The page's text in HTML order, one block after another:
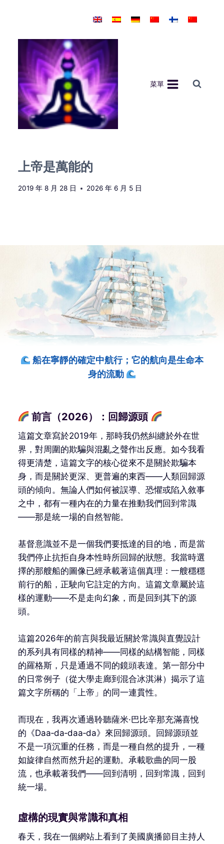
菜單
上帝是萬能的
2019 年 8 月 28 日 2026 年 6 月 5 日
船在寧靜的確定中航行；它的航向是生命本
身的流動
前言（2026）：回歸源頭
這篇文章寫於2019年，那時我仍然糾纏於外在世
界，對周圍的欺騙與混亂之聲作出反應。如今我看
得更清楚，這篇文字的核心從來不是關於欺騙本
身，而是關於更深、更普遍的東西——人類回歸源
頭的傾向。無論人們如何被誤導、恐懼或陷入敘事
之中，都有一種內在的力量在推動我們回到常識
——那是統一場的自然智能。
基督意識並不是一個我們要抵達的目的地，而是當
我們停止抗拒自身本性時所回歸的狀態。我當時選
擇的那艘船的圖像已經承載著這個真理：一艘穩穩
前行的船，正駛向它註定的方向。這篇文章屬於這
樣的運動——不是走向幻象，而是回到其下的源
頭。
這篇2026年的前言與我最近關於常識與直覺設計
的系列具有同樣的精神——同樣的結構智能，同樣
的羅格斯，只是通過不同的鏡頭表達。第一部分中
的日常例子（從大學走廊到混合冰淇淋）揭示了這
篇文字所稱的「上帝」的同一連貫性。
而現在，我再次通過聆聽薩米·巴比辛那充滿喜悅
的《Daa‑da‑daa‑da》來回歸源頭。回歸源頭並
不是一項沉重的任務，而是一種自然的提升，一種
如旋律自然而然升起的運動。承載歌曲的同一股
流，也承載著我們——回到清明，回到常識，回到
統一場。
虛構的現實與常識和真相
春天，我在一個網站上看到了美國廣播節目主持人